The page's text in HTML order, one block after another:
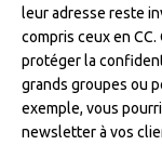
leur adresse reste
compris ceux en
protéger la
grands groupes ou
exemple, vous
newsletter à vos